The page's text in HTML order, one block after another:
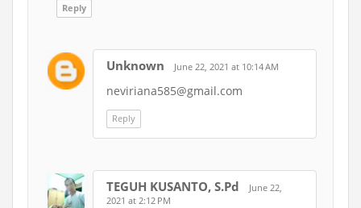
Reply
Unknown June 22, 2021 at 10:14 AM
neviriana585@gmail.com
Reply
TEGUH KUSANTO, S.Pd
June 22,
2021 at 2:12 PM